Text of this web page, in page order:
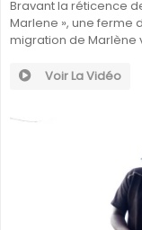
Bravant la réticence
Marlene », une ferme
migration de Marlène
Voir La Vidéo